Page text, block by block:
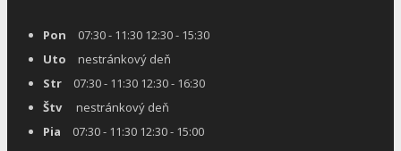
Pon 07:30 - 11:30 12:30 - 15:30
Uto nestránkový deň
Str 07:30 - 11:30 12:30 - 16:30
Štvnestránkový deň
Pia 07:30 - 11:30 12:30 - 15:00